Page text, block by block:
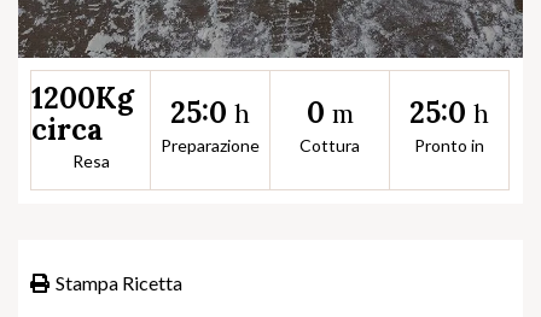
1200Kg
circa
Resa
25:0 h
Preparazione
0 m
Cottura
25:0 h
Pronto in
Stampa Ricetta